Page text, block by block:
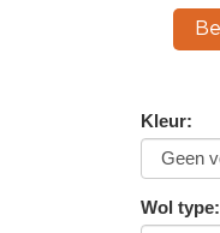
Kleur:
Wol type: